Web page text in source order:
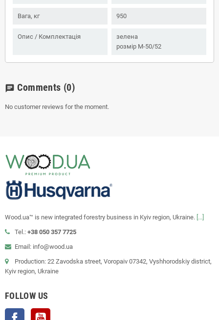
Вага, кг 950
Опис / Комплектація
зелена
розмір M-50/52
chat Comments (0)
No customer reviews for the moment.
Wood.ua™ is new integrated forestry business in Kyiv region, Ukraine. [...]
Tel.: +38 050 357 7725
Email: info@wood.ua
Production: 22 Zavodska street, Voropaiv 07342, Vyshhorodskiy district,
Kyiv region, Ukraine
FOLLOW US
Facebook